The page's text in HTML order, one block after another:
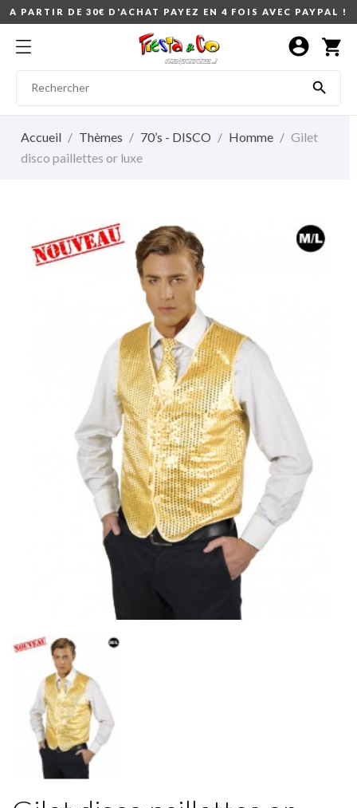
A PARTIR DE 30€ D'ACHAT PAYEZ EN 4 FOIS AVEC PAYPAL !
shopping_cart

account_circle
Accueil Thèmes 70’s - DISCO Homme
Gilet
disco paillettes or luxe